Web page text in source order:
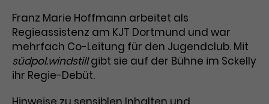
Zweck
eines Analyseberichts über die
Performance der Website. Die
erhobenen Daten umfassen in
anonymisierter Form die Anzahl
der Besuche, die Quelle, aus der sie
Seiten.
Zweck
Dieses Cookie speichert
Informationen zu Werbeklicks und
dient der Zuordnung von
Conversions zu Google Ads-
Kampagnen.
Franz Marie Hoffmann arbeitet als
Regieassistenz am KJT Dortmund und war
mehrfach Co-Leitung für den Jugendclub. Mit
südpol.windstillgibt sie auf der Bühne im Sckelly
ihr Regie-Debüt.